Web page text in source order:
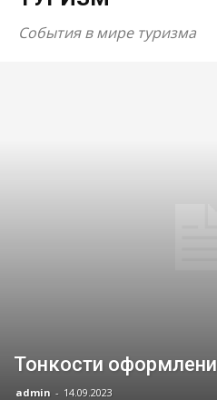
События в мире туризма
Тонкости
admin - 14.09.2023